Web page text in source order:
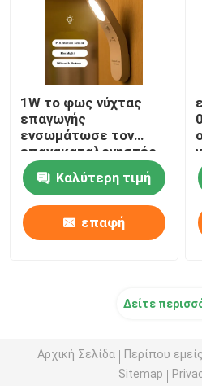
1W το φως νύχτας
επαγωγής
ενσωμάτωσε τον
επανακαταλογηστέο
λαμπτήρα νύχτας USB
με τον αισθητήρα
κινήσεων
Καλύτερη τιμή
επαφή
Δείτε
Αρχική Σελίδα Περίπου εμείς
Sitemap